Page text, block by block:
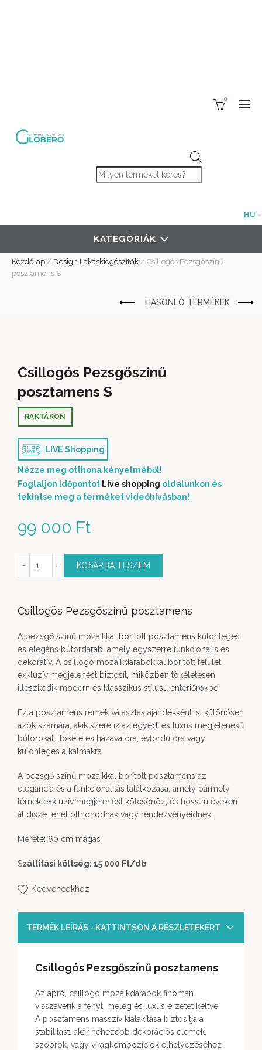
Products search
0
HU
KATEGÓRIÁK
Kezdőlap / Design Lakáskiegészítők / Csillogós Pezsgőszínű
posztamens S
Csillogós Pezsgőszínű
posztamens S
99 000 Ft
RAKTÁRON
LIVE Shopping
Nézze meg otthona kényelméből!
Foglaljon időpontot Live shopping oldalunkon és
tekintse meg a terméket videóhívásban!
posztamens S mennyiség
KOSÁRBA TESZEM
Csillogós Pezsgőszínű posztamens
A pezsgő színű mozaikkal borított posztamens különleges
és elegáns bútordarab, amely egyszerre funkcionális és
dekoratív. A csillogó mozaikdarabokkal borított felület
exkluzív megjelenést biztosít, miközben tökéletesen
illeszkedik modern és klasszikus stílusú enteriőrökbe.
Ez a posztamens remek választás ajándékként is, különösen
azok számára, akik szeretik az egyedi és luxus megjelenésű
bútorokat. Tökéletes házavatóra, évfordulóra vagy
különleges alkalmakra.
A pezsgő színű mozaikkal borított posztamens az
elegancia és a funkcionalitás találkozása, amely bármely
térnek exkluzív megjelenést kölcsönöz, és hosszú éveken
át dísze lehet otthonodnak vagy rendezvényeidnek.
Mérete: 60 cm magas
Szállítási költség: 15 000 Ft/db
Kedvencekhez
TERMÉK LEÍRÁS - KATTINTSON A RÉSZLETEKÉRT
Csillogós Pezsgőszínű posztamens
Az apró, csillogó mozaikdarabok finoman
visszaverik a fényt, meleg és luxus érzetet keltve.
A posztamens masszív kialakítása biztosítja a
stabilitást, akár nehezebb dekorációs elemek,
szobrok, vagy virágkompozíciók elhelyezéséhez